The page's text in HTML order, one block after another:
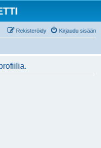
Kirjaudu sisään
Rekisteröidy